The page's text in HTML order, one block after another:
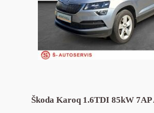
Škoda Karoq 1.6TDI 85kW